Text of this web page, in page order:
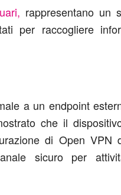
rappresentano un
per raccogliere
a un endpoint
che il
di Open VPN
sicuro per